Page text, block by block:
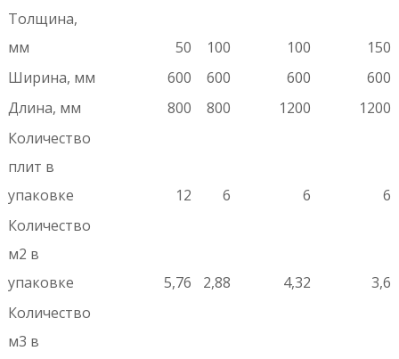
Толщина,
мм
50 100 100
150
Ширина, мм
600 600 600
600
Длина, мм
800 800 1200
1200
Количество
плит в
упаковке
12 6 6
6
Количество
м2 в
упаковке
5,76 2,88 4,32
3,6
Количество
м3 в